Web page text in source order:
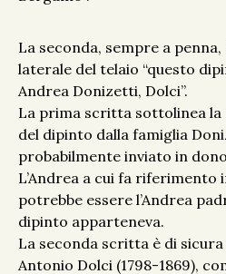
La seconda, sempre a
laterale del telaio “questo
Andrea Donizetti, Dolci”.
La prima scritta sottolinea
del dipinto dalla famiglia
probabilmente inviato in
L’Andrea a cui fa riferimento
potrebbe essere l’Andrea
dipinto apparteneva.
La seconda scritta è di
Antonio Dolci (1798-1869),